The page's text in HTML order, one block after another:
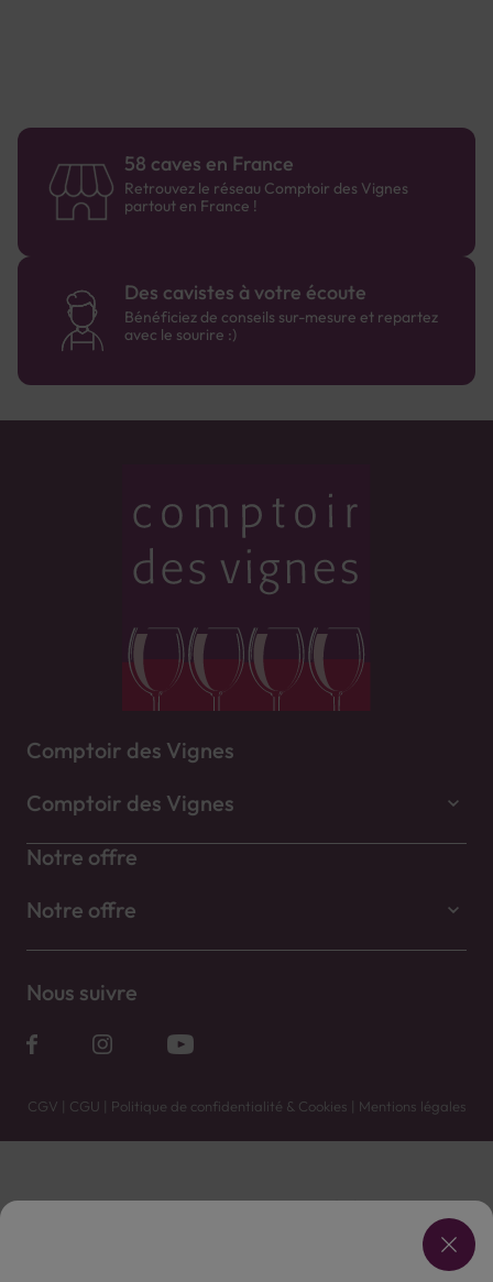
58 caves en France
Retrouvez le réseau Comptoir des Vignes
partout en France !
Des cavistes à votre écoute
Bénéficiez de conseils sur-mesure et repartez
avec le sourire :)
Comptoir des Vignes
Comptoir des Vignes
Notre offre
Notre offre
Nous suivre
CGV | CGU | Politique de confidentialité & Cookies | Mentions légales
Vente uniquement en caves. Contactez votre caviste pour plus de renseignements.
L'ABUS D'ALCOOL EST DANGEREUX POUR LA SANTÉ, À CONSOMMER AVEC MODÉRATION.